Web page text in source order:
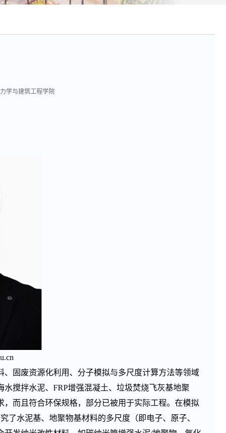
学与建筑工程学院
固废资源化利用、分子模拟与多尺度计算方法等领域
搅拌水泥、FRP增强混凝土、垃圾焚烧飞灰基地聚
而且符合环保规格，部分已被用于实际工程。在模拟
了水泥基、地聚物基材料的多尺度（即电子、原子、